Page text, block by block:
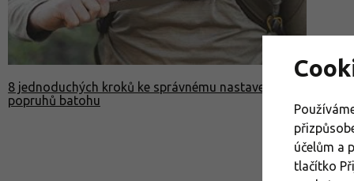
8 jednoduchých kroků ke správnému nastavení
popruhů batohu
účelům a
tlačítko